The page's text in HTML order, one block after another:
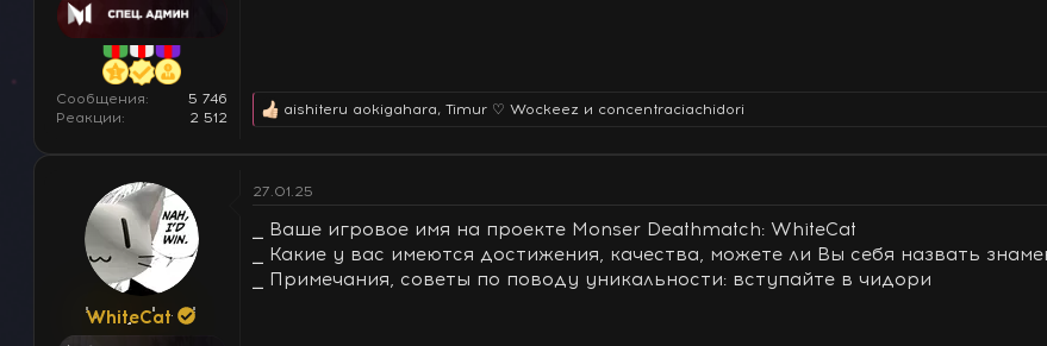
Сообщения
5 746
Реакции
2 512
Р
а
ц
aishiteru aokigahara, Timur ♡ Wockeez и concentraciachidori
WhiteCat
27.01.25
⎯ Ваше игровое имя на проекте Monser Deathmatch: WhiteCat
⎯ Какие у вас имеются достижения, качества, можете ли Вы себя назвать
⎯ Примечания, советы по поводу уникальности: вступайте в чидори